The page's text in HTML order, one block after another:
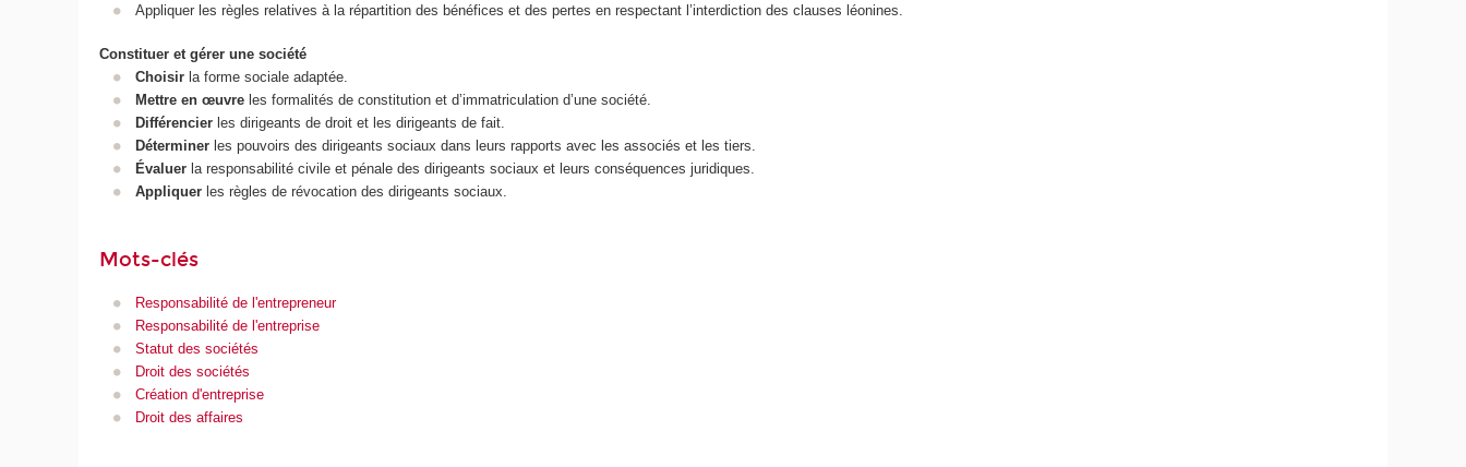
Appliquer les règles relatives à la répartition des bénéfices et des pertes en respectant l’interdiction des clauses léonines.
Constituer et gérer une société
Choisirla forme sociale adaptée.
Mettre en œuvreles formalités de constitution et d’immatriculation d’une société.
Différencierles dirigeants de droit et les dirigeants de fait.
Déterminerles pouvoirs des dirigeants sociaux dans leurs rapports avec les associés et les tiers.
Évaluerla responsabilité civile et pénale des dirigeants sociaux et leurs conséquences juridiques.
Appliquerles règles de révocation des dirigeants sociaux.
Mots-clés
Responsabilité de l'entrepreneur
Responsabilité de l'entreprise
Statut des sociétés
Droit des sociétés
Création d'entreprise
Droit des affaires